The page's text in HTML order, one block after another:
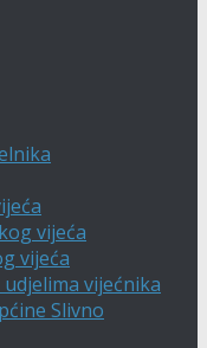
vijeća
vijeća
vijećnika
Slivno